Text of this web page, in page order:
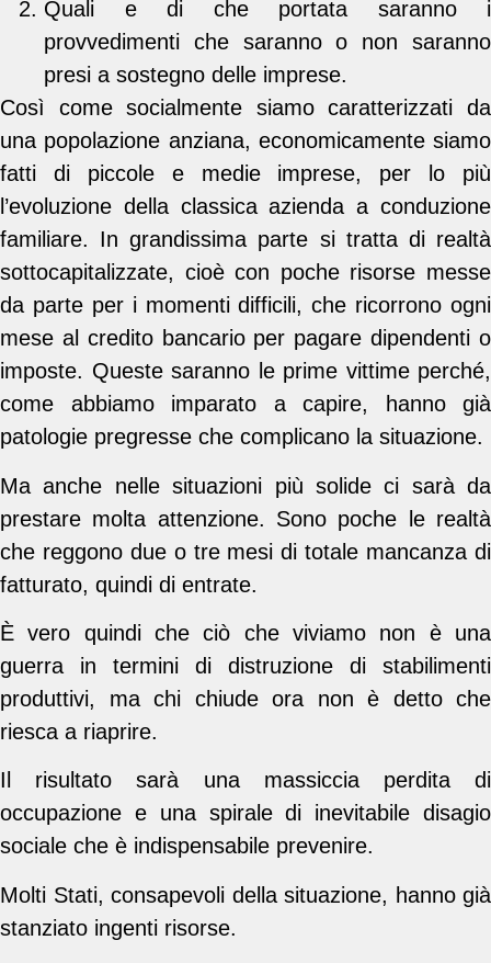
Quali e di che portata saranno i
provvedimenti che saranno o non saranno
presi a sostegno delle imprese.
Così come socialmente siamo caratterizzati da
una popolazione anziana, economicamente siamo
fatti di piccole e medie imprese, per lo più
l’evoluzione della classica azienda a conduzione
familiare. In grandissima parte si tratta di realtà
sottocapitalizzate, cioè con poche risorse messe
da parte per i momenti difficili, che ricorrono ogni
mese al credito bancario per pagare dipendenti o
imposte. Queste saranno le prime vittime perché,
come abbiamo imparato a capire, hanno già
patologie pregresse che complicano la situazione.
Ma anche nelle situazioni più solide ci sarà da
prestare molta attenzione. Sono poche le realtà
che reggono due o tre mesi di totale mancanza di
fatturato, quindi di entrate.
È vero quindi che ciò che viviamo non è una
guerra in termini di distruzione di stabilimenti
produttivi, ma chi chiude ora non è detto che
riesca a riaprire.
Il risultato sarà una massiccia perdita di
occupazione e una spirale di inevitabile disagio
sociale che è indispensabile prevenire.
Molti Stati, consapevoli della situazione, hanno già
stanziato ingenti risorse.